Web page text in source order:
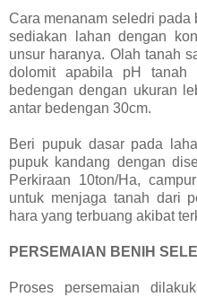
Cara menanam seledri pada
sediakan lahan dengan
unsur haranya. Olah tanah
dolomit apabila pH tanah
bedengan dengan ukuran
antar bedengan 30cm.
Beri pupuk dasar pada
pupuk kandang dengan
Perkiraan 10ton/Ha,
untuk menjaga tanah dari
hara yang terbuang akibat
PERSEMAIAN BENIH
Proses persemaian